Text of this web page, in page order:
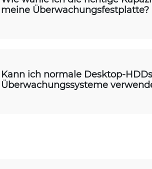
meine Überwachungsfestplatte?
Kann ich normale Desktop-
Überwachungssysteme